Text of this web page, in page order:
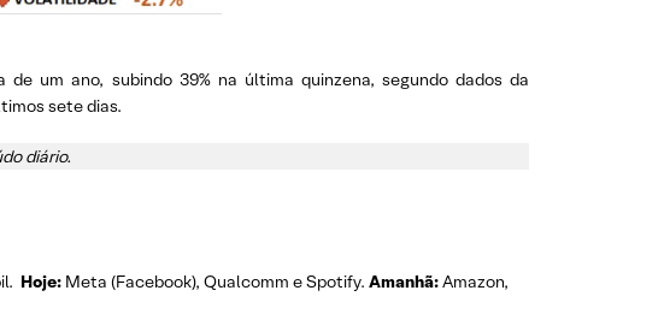
um ano, subindo 39% na última quinzena, segundo dados da
sete dias.
diário.
Hoje:Meta (Facebook), Qualcomm e Spotify. Amanhã:Amazon,